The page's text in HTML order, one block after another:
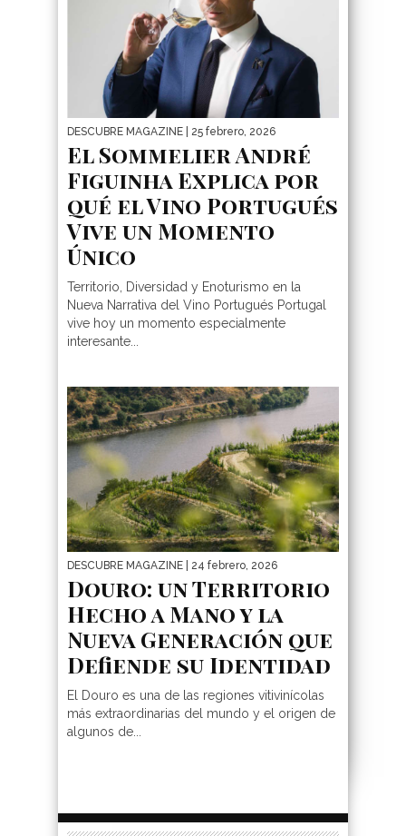
DESCUBRE MAGAZINE | 25 febrero, 2026
El Sommelier André
Figuinha Explica por
qué el Vino Portugués
Vive un Momento
Único
Territorio, Diversidad y Enoturismo en la
Nueva Narrativa del Vino Portugués Portugal
vive hoy un momento especialmente
interesante...
DESCUBRE MAGAZINE | 24 febrero, 2026
Douro: un Territorio
Hecho a Mano y la
Nueva Generación que
Defiende su Identidad
El Douro es una de las regiones vitivinícolas
más extraordinarias del mundo y el origen de
algunos de...